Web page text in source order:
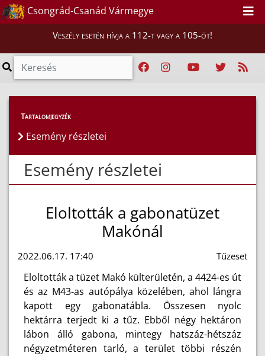
Csongrád-Csanád Vármegye
Veszély esetén hívja a 112-t vagy a 105-öt!
Esemény részletei
Tartalomjegyzék
Esemény részletei
Esemény részletei
Eloltották a gabonatüzet
Makónál
2022.06.17. 17:40 Tűzeset
Eloltották a tüzet Makó külterületén, a 4424-es út
és az M43-as autópálya közelében, ahol lángra
kapott egy gabonatábla. Összesen nyolc
hektárra terjedt ki a tűz. Ebből négy hektáron
lábon álló gabona, mintegy hatszáz-hétszáz
négyzetméteren tarló, a terület többi részén